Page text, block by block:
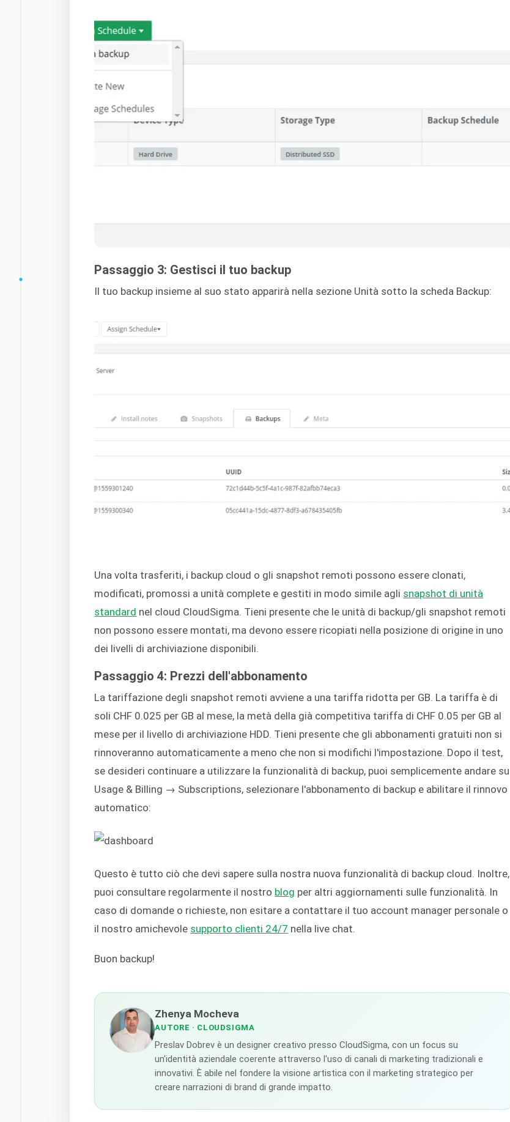
Passaggio 3: Gestisci il tuo backup
Il tuo backup insieme al suo stato apparirà nella sezione Unità sotto la scheda Backup:
Una volta trasferiti, i backup cloud o gli snapshot remoti possono essere clonati,
modificati, promossi a unità complete e gestiti in modo simile agli snapshot di unità
standard nel cloud CloudSigma. Tieni presente che le unità di backup/gli snapshot remoti
non possono essere montati, ma devono essere ricopiati nella posizione di origine in uno
dei livelli di archiviazione disponibili.
Passaggio 4: Prezzi dell'abbonamento
La tariffazione degli snapshot remoti avviene a una tariffa ridotta per GB. La tariffa è di
soli CHF 0.025 per GB al mese, la metà della già competitiva tariffa di CHF 0.05 per GB al
mese per il livello di archiviazione HDD. Tieni presente che gli abbonamenti gratuiti non si
rinnoveranno automaticamente a meno che non si modifichi l'impostazione. Dopo il test,
se desideri continuare a utilizzare la funzionalità di backup, puoi semplicemente andare su
Usage & Billing → Subscriptions, selezionare l'abbonamento di backup e abilitare il rinnovo
automatico:
Questo è tutto ciò che devi sapere sulla nostra nuova funzionalità di backup cloud. Inoltre,
puoi consultare regolarmente il nostro blog per altri aggiornamenti sulle funzionalità. In
caso di domande o richieste, non esitare a contattare il tuo account manager personale o
il nostro amichevole supporto clienti 24/7 nella live chat.
Buon backup!
Zhenya Mocheva
AUTORE · CLOUDSIGMA
Preslav Dobrev è un designer creativo presso CloudSigma, con un focus su
un'identità aziendale coerente attraverso l'uso di canali di marketing tradizionali e
innovativi. È abile nel fondere la visione artistica con il marketing strategico per
creare narrazioni di brand di grande impatto.